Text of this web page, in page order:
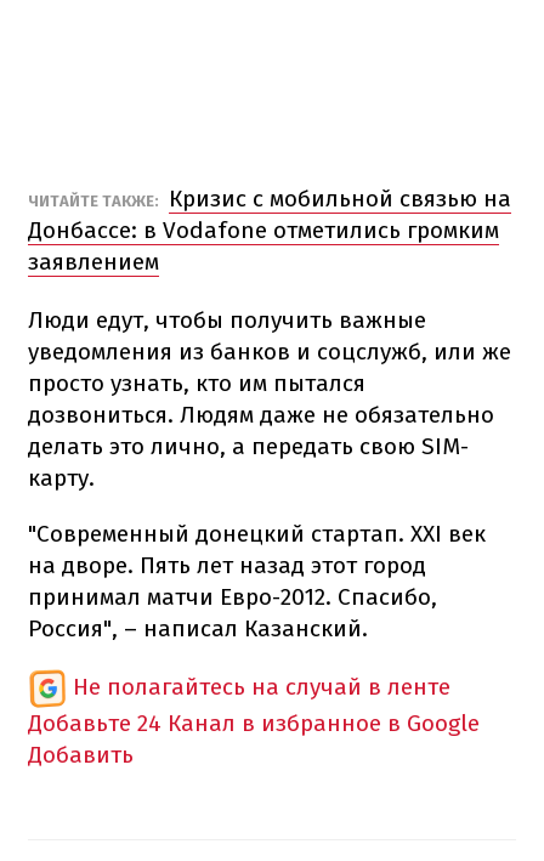
ЧИТАЙТЕ ТАКЖЕ:
Кризис с мобильной связью на
Донбассе: в Vodafone отметились громким
заявлением
Люди едут, чтобы получить важные
уведомления из банков и соцслужб, или же
просто узнать, кто им пытался
дозвониться. Людям даже не обязательно
делать это лично, а передать свою SIM-
карту.
"Современный донецкий стартап. XXI век
на дворе. Пять лет назад этот город
принимал матчи Евро-2012. Спасибо,
Россия", – написал Казанский.
Не полагайтесь на случай в ленте
Добавьте 24 Канал в избранное в Google
Добавить